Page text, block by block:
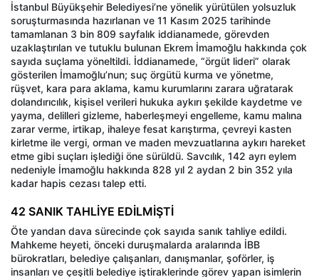
İstanbul Büyükşehir Belediyesi’ne yönelik yürütülen yolsuzluk
soruşturmasında hazırlanan ve 11 Kasım 2025 tarihinde
tamamlanan 3 bin 809 sayfalık iddianamede, görevden
uzaklaştırılan ve tutuklu bulunan Ekrem İmamoğlu hakkında çok
sayıda suçlama yöneltildi. İddianamede, “örgüt lideri” olarak
gösterilen İmamoğlu’nun; suç örgütü kurma ve yönetme,
rüşvet, kara para aklama, kamu kurumlarını zarara uğratarak
dolandırıcılık, kişisel verileri hukuka aykırı şekilde kaydetme ve
yayma, delilleri gizleme, haberleşmeyi engelleme, kamu malına
zarar verme, irtikap, ihaleye fesat karıştırma, çevreyi kasten
kirletme ile vergi, orman ve maden mevzuatlarına aykırı hareket
etme gibi suçları işlediği öne sürüldü. Savcılık, 142 ayrı eylem
nedeniyle İmamoğlu hakkında 828 yıl 2 aydan 2 bin 352 yıla
kadar hapis cezası talep etti.
42 SANIK TAHLİYE EDİLMİŞTİ
Öte yandan dava sürecinde çok sayıda sanık tahliye edildi.
Mahkeme heyeti, önceki duruşmalarda aralarında İBB
bürokratları, belediye çalışanları, danışmanlar, şoförler, iş
insanları ve çeşitli belediye iştiraklerinde görev yapan isimlerin